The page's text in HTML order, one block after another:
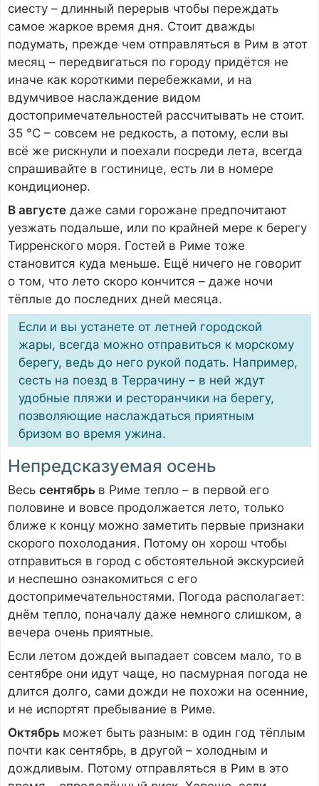
сиесту – длинный перерыв чтобы переждать
самое жаркое время дня. Стоит дважды
подумать, прежде чем отправляться в Рим в этот
месяц – передвигаться по городу придётся не
иначе как короткими перебежками, и на
вдумчивое наслаждение видом
достопримечательностей рассчитывать не стоит.
35 °C – совсем не редкость, а потому, если вы
всё же рискнули и поехали посреди лета, всегда
спрашивайте в гостинице, есть ли в номере
кондиционер.
В августе даже сами горожане предпочитают
уезжать подальше, или по крайней мере к берегу
Тирренского моря. Гостей в Риме тоже
становится куда меньше. Ещё ничего не говорит
о том, что лето скоро кончится – даже ночи
тёплые до последних дней месяца.
Если и вы устанете от летней городской
жары, всегда можно отправиться к морскому
берегу, ведь до него рукой подать. Например,
сесть на поезд в Террачину – в ней ждут
удобные пляжи и ресторанчики на берегу,
позволяющие наслаждаться приятным
бризом во время ужина.
Непредсказуемая осень
Весь сентябрь в Риме тепло – в первой его
половине и вовсе продолжается лето, только
ближе к концу можно заметить первые признаки
скорого похолодания. Потому он хорош чтобы
отправиться в город с обстоятельной экскурсией
и неспешно ознакомиться с его
достопримечательностями. Погода располагает:
днём тепло, поначалу даже немного слишком, а
вечера очень приятные.
Если летом дождей выпадает совсем мало, то в
сентябре они идут чаще, но пасмурная погода не
длится долго, сами дожди не похожи на осенние,
и не испортят пребывание в Риме.
Октябрь может быть разным: в один год тёплым
почти как сентябрь, в другой – холодным и
дождливым. Потому отправляться в Рим в это